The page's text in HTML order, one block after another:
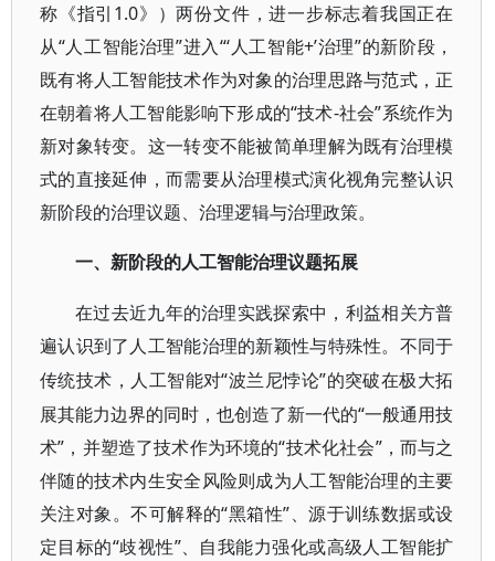
称《指引1.0》）两份文件，进一步标志着我国正在
从“人工智能治理”进入“‘人工智能+’治理”的新阶段，
既有将人工智能技术作为对象的治理思路与范式，正
在朝着将人工智能影响下形成的“技术-社会”系统作为
新对象转变。这一转变不能被简单理解为既有治理模
式的直接延伸，而需要从治理模式演化视角完整认识
新阶段的治理议题、治理逻辑与治理政策。
一、新阶段的人工智能治理议题拓展
在过去近九年的治理实践探索中，利益相关方普
遍认识到了人工智能治理的新颖性与特殊性。不同于
传统技术，人工智能对“波兰尼悖论”的突破在极大拓
展其能力边界的同时，也创造了新一代的“一般通用技
术”，并塑造了技术作为环境的“技术化社会”，而与之
伴随的技术内生安全风险则成为人工智能治理的主要
关注对象。不可解释的“黑箱性”、源于训练数据或设
定目标的“歧视性”、自我能力强化或高级人工智能扩